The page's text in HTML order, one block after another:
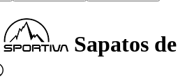
Sapatos de